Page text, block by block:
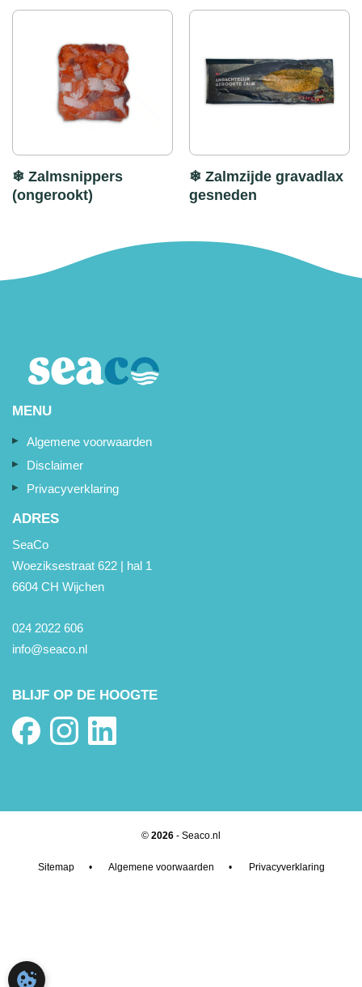
❄ Zalmsnippers
(ongerookt)
❄ Zalmzijde gravadlax
gesneden
MENU
Algemene voorwaarden
Disclaimer
Privacyverklaring
ADRES
SeaCo
Woeziksestraat 622 | hal 1
6604 CH Wijchen
024 2022 606
info@seaco.nl
BLIJF OP DE HOOGTE
© 2026 - Seaco.nl
Sitemap• Algemene voorwaarden • Privacyverklaring
COOKIE-INSTELLINGEN